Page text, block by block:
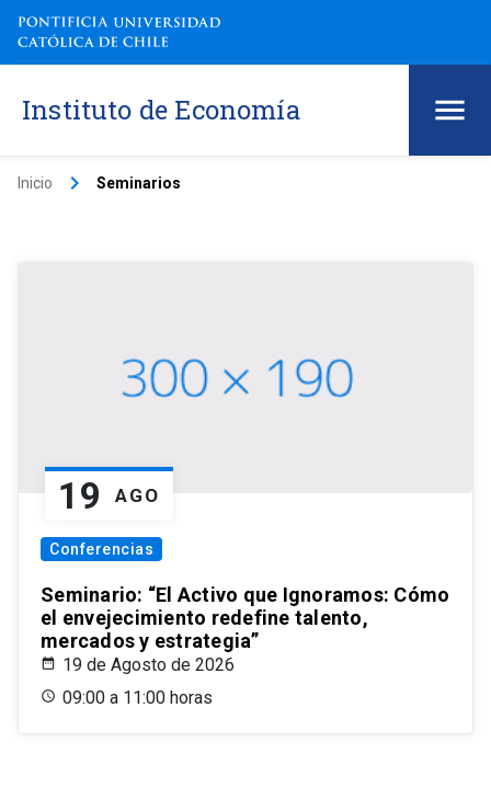
Instituto de Economía
Inicio keyboard_arrow_right Seminarios
19 AGO
Conferencias
Seminario: “El Activo que Ignoramos: Cómo
el envejecimiento redefine talento,
mercados y estrategia”
19 de Agosto de 2026
09:00 a 11:00 horas